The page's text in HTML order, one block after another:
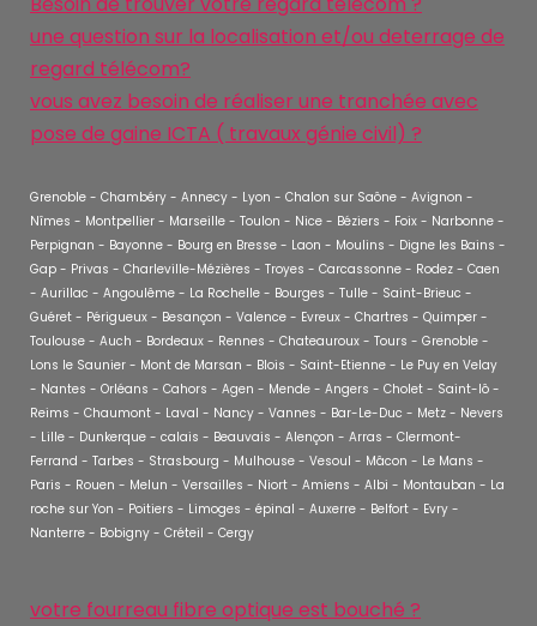
une question sur la localisation et/ou deterrage de
regard télécom?
vous avez besoin de réaliser une tranchée avec
pose de gaine ICTA ( travaux génie civil) ?
Grenoble - Chambéry - Annecy - Lyon - Chalon sur Saône - Avignon -
Nîmes - Montpellier - Marseille - Toulon - Nice - Béziers - Foix - Narbonne -
Perpignan - Bayonne - Bourg en Bresse - Laon - Moulins - Digne les Bains -
Gap - Privas - Charleville-Mézières - Troyes - Carcassonne - Rodez - Caen
- Aurillac - Angoulême - La Rochelle - Bourges - Tulle - Saint-Brieuc -
Guéret - Périgueux - Besançon - Valence - Evreux - Chartres - Quimper -
Toulouse - Auch - Bordeaux - Rennes - Chateauroux - Tours - Grenoble -
Lons le Saunier - Mont de Marsan - Blois - Saint-Etienne - Le Puy en Velay
- Nantes - Orléans - Cahors - Agen - Mende - Angers - Cholet - Saint-lô -
Reims - Chaumont - Laval - Nancy - Vannes - Bar-Le-Duc - Metz - Nevers
- Lille - Dunkerque - calais - Beauvais - Alençon - Arras - Clermont-
Ferrand - Tarbes - Strasbourg - Mulhouse - Vesoul - Mâcon - Le Mans -
Paris - Rouen - Melun - Versailles - Niort - Amiens - Albi - Montauban - La
roche sur Yon - Poitiers - Limoges - épinal - Auxerre - Belfort - Evry -
Nanterre - Bobigny - Créteil - Cergy
votre fourreau fibre optique est bouché ?